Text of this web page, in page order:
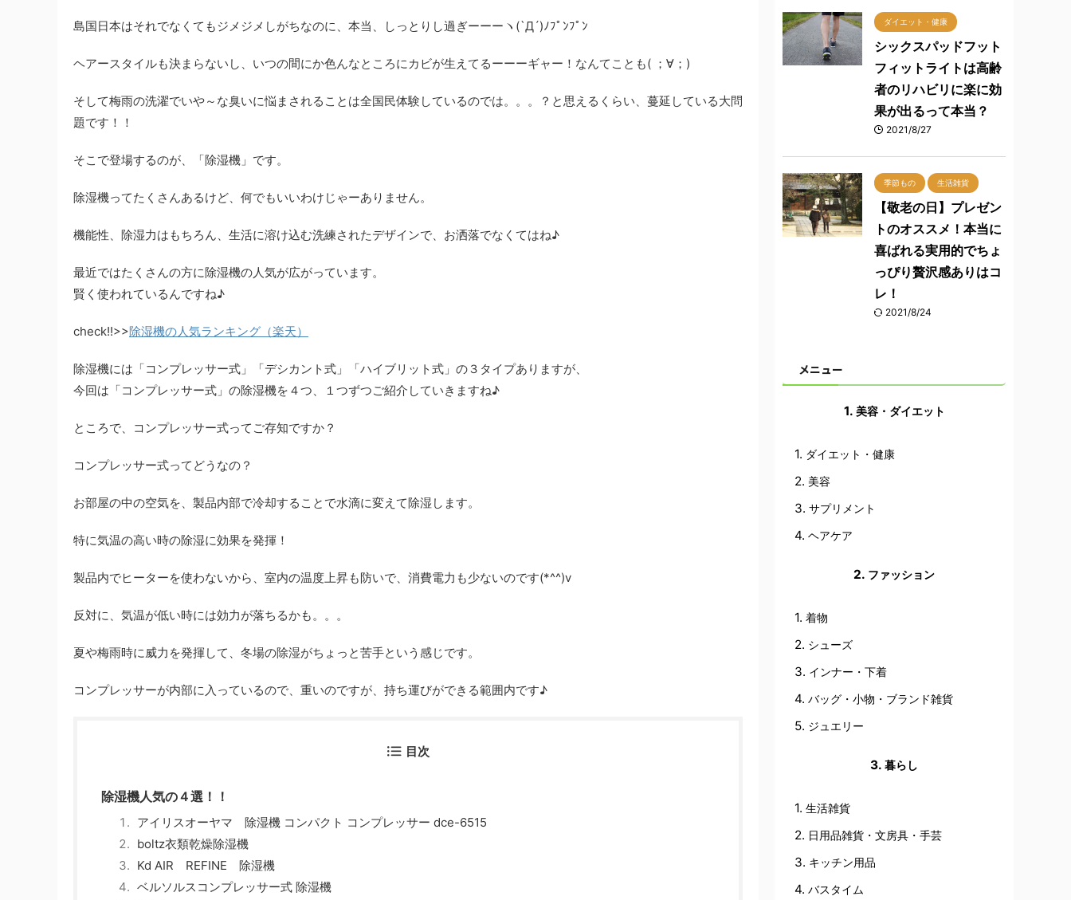
島国日本はそれでなくてもジメジメしがちなのに、本当、しっとりし過ぎーーーヽ(`Д´)ﾉﾌﾟﾝﾌﾟﾝ
ヘアースタイルも決まらないし、いつの間にか色んなところにカビが生えてるーーーギャー！なんてことも( ；∀；)
そして梅雨の洗濯でいや～な臭いに悩まされることは全国民体験しているのでは。。。？と思えるくらい、蔓延している大問
題です！！
そこで登場するのが、「除湿機」です。
除湿機ってたくさんあるけど、何でもいいわけじゃーありません。
機能性、除湿力はもちろん、生活に溶け込む洗練されたデザインで、お洒落でなくてはね♪
最近ではたくさんの方に除湿機の人気が広がっています。
賢く使われているんですね♪
check!!>>除湿機の人気ランキング（楽天）
除湿機には「コンプレッサー式」「デシカント式」「ハイブリット式」の３タイプありますが、
今回は「コンプレッサー式」の除湿機を４つ、１つずつご紹介していきますね♪
ところで、コンプレッサー式ってご存知ですか？
コンプレッサー式ってどうなの？
お部屋の中の空気を、製品内部で冷却することで水滴に変えて除湿します。
特に気温の高い時の除湿に効果を発揮！
製品内でヒーターを使わないから、室内の温度上昇も防いで、消費電力も少ないのです(*^^)v
反対に、気温が低い時には効力が落ちるかも。。。
夏や梅雨時に威力を発揮して、冬場の除湿がちょっと苦手という感じです。
コンプレッサーが内部に入っているので、重いのですが、持ち運びができる範囲内です♪
目次
除湿機人気の４選！！
アイリスオーヤマ 除湿機 コンパクト コンプレッサー dce-6515
boltz衣類乾燥除湿機
Kd AIR REFINE 除湿機
ベルソルスコンプレッサー式 除湿機
ダイエット・健康
シックスパッドフット
フィットライトは高齢
者のリハビリに楽に効
果が出るって本当？
2021/8/27
季節もの 生活雑貨
【敬老の日】プレゼン
トのオススメ！本当に
喜ばれる実用的でちょ
っぴり贅沢感ありはコ
レ！
2021/8/24
メニュー
美容・ダイエット
ダイエット・健康
美容
サプリメント
ヘアケア
ファッション
着物
シューズ
インナー・下着
バッグ・小物・ブランド雑貨
ジュエリー
暮らし
生活雑貨
日用品雑貨・文房具・手芸
キッチン用品
バスタイム